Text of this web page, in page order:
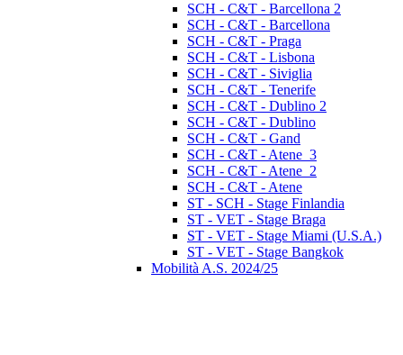
SCH - C&T - Barcellona 2
SCH - C&T - Barcellona
SCH - C&T - Praga
SCH - C&T - Lisbona
SCH - C&T - Siviglia
SCH - C&T - Tenerife
SCH - C&T - Dublino 2
SCH - C&T - Dublino
SCH - C&T - Gand
SCH - C&T - Atene_3
SCH - C&T - Atene_2
SCH - C&T - Atene
ST - SCH - Stage Finlandia
ST - VET - Stage Braga
ST - VET - Stage Miami (U.S.A.)
ST - VET - Stage Bangkok
Mobilità A.S. 2024/25